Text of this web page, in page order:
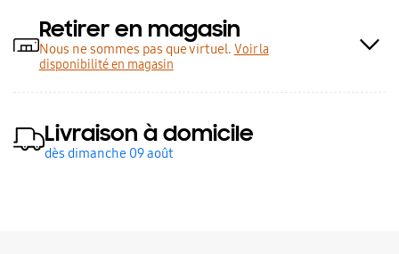
Retirer en magasin
Nous ne sommes pas que virtuel. Voir la
disponibilité en magasin
Livraison à domicile
dès dimanche 09 août